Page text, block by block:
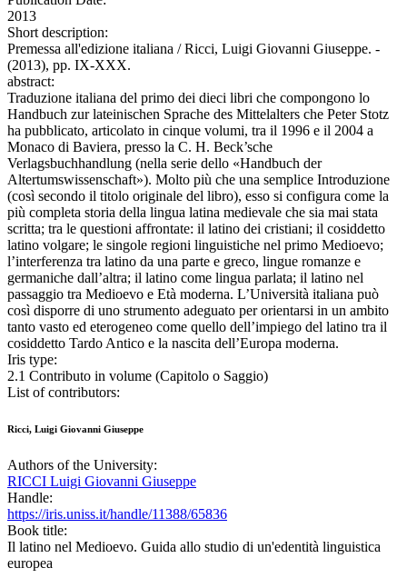
2013
Short description:
Premessa all'edizione italiana / Ricci, Luigi Giovanni Giuseppe. -
(2013), pp. IX-XXX.
abstract:
Traduzione italiana del primo dei dieci libri che compongono lo
Handbuch zur lateinischen Sprache des Mittelalters che Peter Stotz
ha pubblicato, articolato in cinque volumi, tra il 1996 e il 2004 a
Monaco di Baviera, presso la C. H. Beck’sche
Verlagsbuchhandlung (nella serie dello «Handbuch der
Altertumswissenschaft»). Molto più che una semplice Introduzione
(così secondo il titolo originale del libro), esso si configura come la
più completa storia della lingua latina medievale che sia mai stata
scritta; tra le questioni affrontate: il latino dei cristiani; il cosiddetto
latino volgare; le singole regioni linguistiche nel primo Medioevo;
l’interferenza tra latino da una parte e greco, lingue romanze e
germaniche dall’altra; il latino come lingua parlata; il latino nel
passaggio tra Medioevo e Età moderna. L’Università italiana può
così disporre di uno strumento adeguato per orientarsi in un ambito
tanto vasto ed eterogeneo come quello dell’impiego del latino tra il
cosiddetto Tardo Antico e la nascita dell’Europa moderna.
Iris type:
2.1 Contributo in volume (Capitolo o Saggio)
List of contributors:
Ricci, Luigi Giovanni Giuseppe
Authors of the University:
RICCI Luigi Giovanni Giuseppe
Handle:
https://iris.uniss.it/handle/11388/65836
Book title:
Il latino nel Medioevo. Guida allo studio di un'edentità linguistica
europea